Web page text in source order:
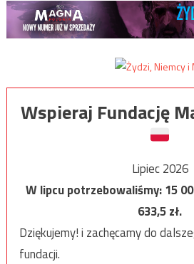
Wspieraj Fundację
Lipiec 2026
W lipcu potrzebowaliśmy:15
633,5zł.
Dziękujemy! i zachęcamy do
fundacji.